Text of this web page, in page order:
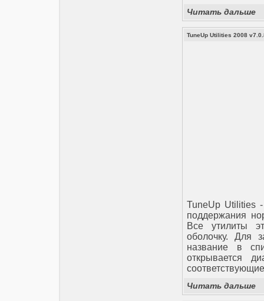
Читать дальше
TuneUp Utilities 2008
TuneUp Utilities -
поддержания
Все утилиты
оболочку. Для
название в
открывается
Читать дальше